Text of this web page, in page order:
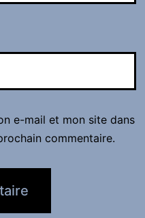
e-mail et mon site dans
commentaire.